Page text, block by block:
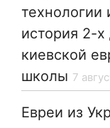
история 2-
киевской
школы 7
Евреи из